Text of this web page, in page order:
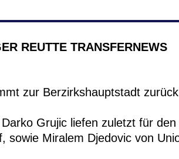
REUTTE TRANSFERNEWS
zur Berzirkshauptstadt
Grujic liefen zuletzt für den
sowie Miralem Djedovic von